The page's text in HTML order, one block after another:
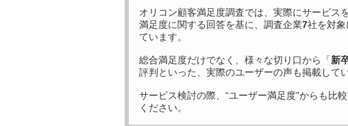
オリコン顧客満足度調査では、実際にサービス
満足度に関する回答を基に、調査企業7社を対象
ています。
総合満足度だけでなく、様々な切り口から「新
評判といった、実際のユーザーの声も掲載してい
サービス検討の際、“ユーザー満足度”からも比
ください。